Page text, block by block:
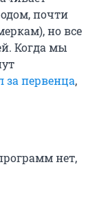
почти
но все
Когда мы
за первенца,
нет,